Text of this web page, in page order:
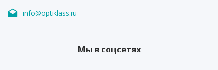
info@optiklass.ru
Мы в соцсетях